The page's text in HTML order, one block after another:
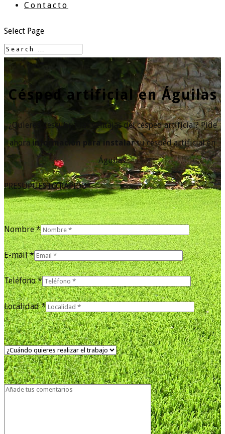
Contacto
Select Page
Césped artificial en Águilas
¿Quieres descubrir las ventajas del césped artificial? Pide
ahora información para instalartu césped artificial en
Águilas.
PRESUPUESTO RÁPIDO
Nombre *
E-mail *
Teléfono *
Localidad *